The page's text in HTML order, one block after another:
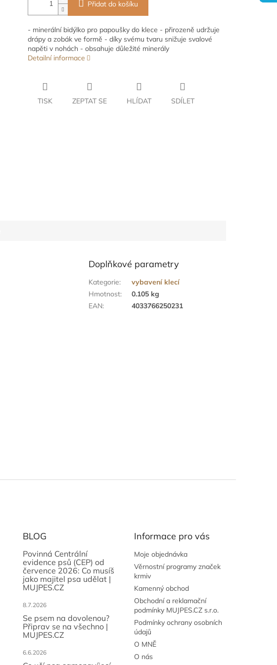
Přidat do košíku
- minerální bidýlko pro papoušky do klece - přirozeně udržuje
drápy a zobák ve formě - díky svému tvaru snižuje svalové
napěti v nohách - obsahuje důležité minerály
Detailní informace
TISK ZEPTAT SE HLÍDAT SDÍLET
Doplňkové parametry
Kategorie:
vybavení klecí
Hmotnost:
0.105 kg
EAN: 4033766250231
BLOG
Povinná Centrální
evidence psů (CEP) od
července 2026: Co musíš
jako majitel psa udělat |
MUJPES.CZ
8.7.2026
Se psem na dovolenou?
Připrav se na všechno |
MUJPES.CZ
6.6.2026
Informace pro vás
Moje objednávka
Věrnostní programy značek
krmiv
Kamenný obchod
Obchodní a reklamační
podmínky MUJPES.CZ s.r.o.
Podmínky ochrany osobních
údajů
O MNĚ
O nás